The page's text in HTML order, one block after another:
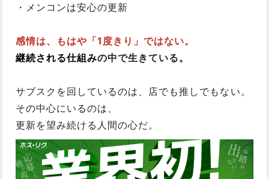
・メンコンは安心の更新
感情は、もはや「1度きり」ではない。
継続される仕組みの中で生きている。
サブスクを回しているのは、店でも推しでもない。
その中心にいるのは、
更新を望み続ける人間の心だ。